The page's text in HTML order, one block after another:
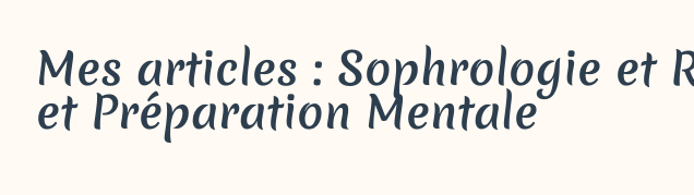
Mes articles : Sophrologie et
et Préparation Mentale